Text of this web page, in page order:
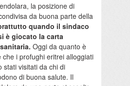
la posizione di
da buona parte della
quando il sindaco
è giocato la carta
Oggi da quanto è
i profughi eritrei alloggiati
stati visitati da chi di
di buona salute. Il